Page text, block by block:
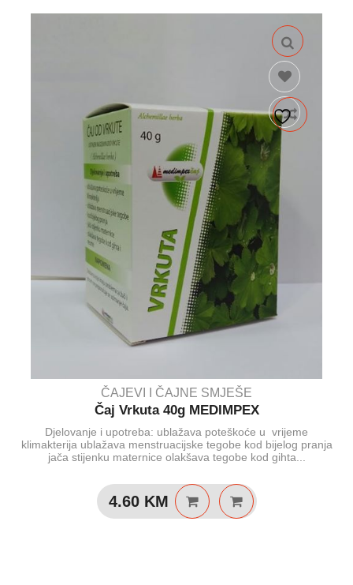
ČAJEVI I ČAJNE SMJEŠE
Čaj Vrkuta 40g MEDIMPEX
Djelovanje i upotreba: ublažava poteškoće u vrijeme
klimakterija ublažava menstruacijske tegobe kod bijelog pranja
jača stijenku maternice olakšava tegobe kod gihta...
4.60 KM